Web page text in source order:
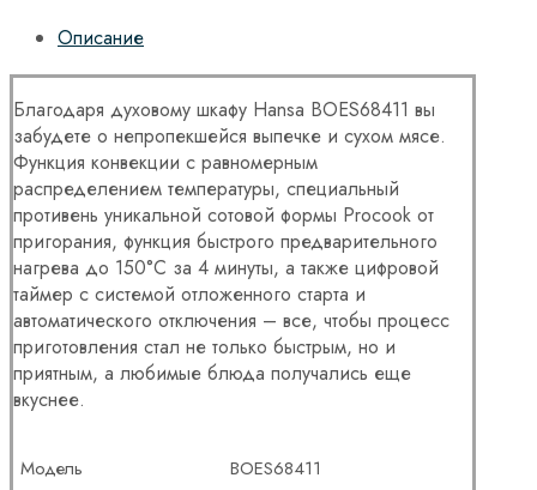
Описание
Благодаря духовому шкафу Hansa BOES68411 вы
забудете о непропекшейся выпечке и сухом мясе.
Функция конвекции с равномерным
распределением температуры, специальный
противень уникальной сотовой формы Procook от
пригорания, функция быстрого предварительного
нагрева до 150°C за 4 минуты, а также цифровой
таймер с системой отложенного старта и
автоматического отключения – все, чтобы процесс
приготовления стал не только быстрым, но и
приятным, а любимые блюда получались еще
вкуснее.
Модель
BOES68411